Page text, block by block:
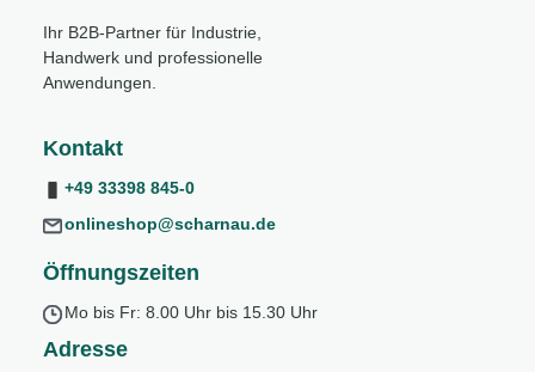
Ihr B2B-Partner für Industrie,
Handwerk und professionelle
Anwendungen.
Kontakt
+49 33398 845-0
onlineshop@scharnau.de
Öffnungszeiten
Mo bis Fr: 8.00 Uhr bis 15.30 Uhr
Adresse